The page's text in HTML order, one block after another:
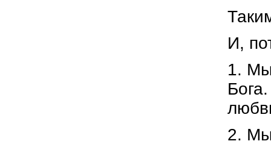
И,
1. Мы
2. Мы